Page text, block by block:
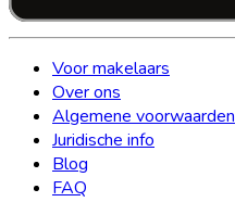
Voor makelaars
Over ons
Algemene voorwaarden
Juridische info
Blog
FAQ